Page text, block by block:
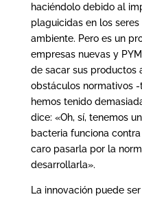
haciéndolo debido al
plaguicidas en los
ambiente. Pero es un
empresas nuevas y
de sacar sus productos
obstáculos normativos
hemos tenido
dice: «Oh, sí, tenemos
bacteria funciona
caro pasarla por la
desarrollarla».
La innovación puede